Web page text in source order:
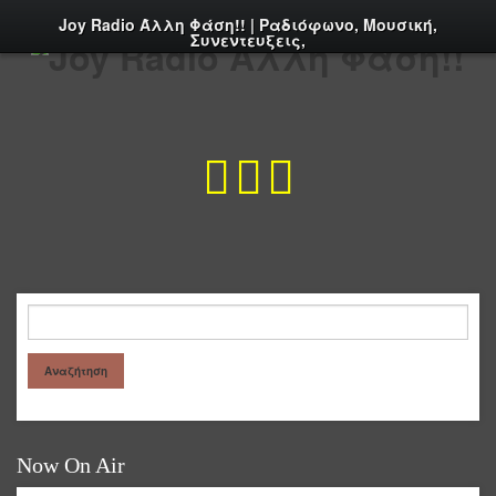
Joy Radio Άλλη Φάση!! | Ραδιόφωνo, Μουσική,
Συνεντευξεις,
Now On Air